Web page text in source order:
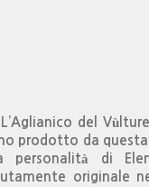
L’Aglianico del
prodotto da
personalità di
originale